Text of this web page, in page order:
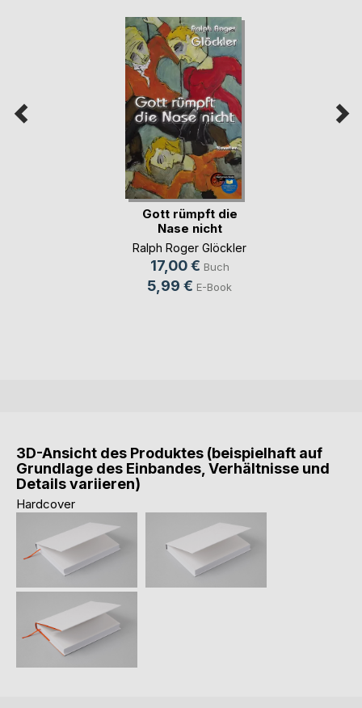
Gott rümpft die
Nase nicht
Ralph Roger Glöckler
17,00 € Buch
5,99 € E-Book
3D-Ansicht des Produktes (beispielhaft auf
Grundlage des Einbandes, Verhältnisse und
Details variieren)
Hardcover